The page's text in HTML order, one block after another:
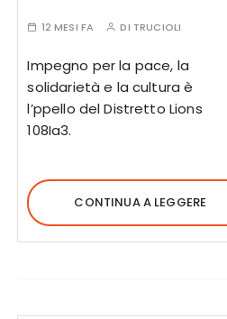
12 MESI FA DI TRUCIOLI
Impegno per la pace, la
solidarietà e la cultura è
l’ppello del Distretto Lions
108Ia3.
CONTINUA A LEGGERE